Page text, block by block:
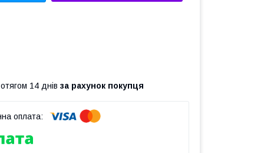
14 днів за рахунок покупця